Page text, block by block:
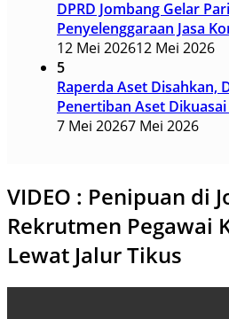
DPRD Jombang Gelar
Penyelenggaraan Jasa
12 Mei 202612 Mei 2026
5
Raperda Aset Disahkan,
Penertiban Aset
7 Mei 20267 Mei 2026
VIDEO : Penipuan di
Rekrutmen Pegawai
Lewat Jalur Tikus